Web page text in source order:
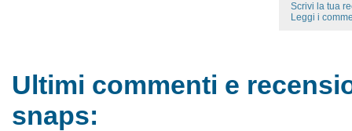
Scrivi la tua
Leggi i
Ultimi commenti e
snaps: